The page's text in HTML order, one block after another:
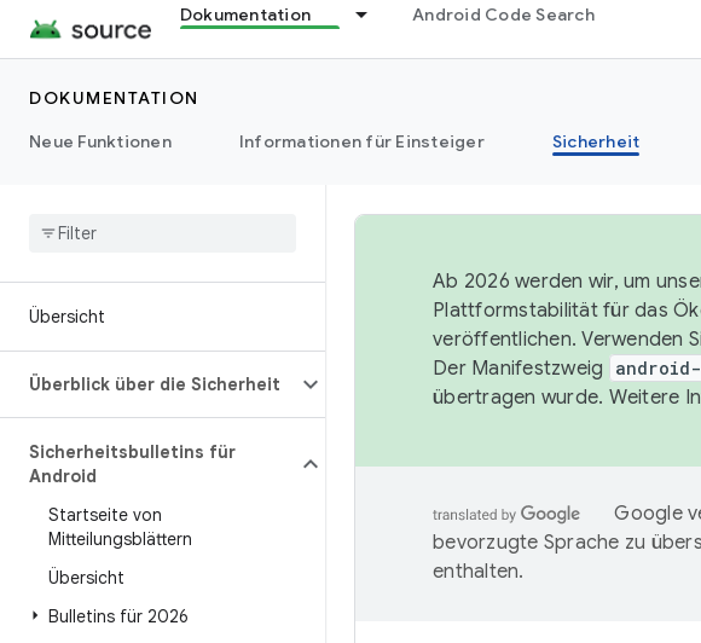
Dokumentation Android Code Search
DOKUMENTATION
Neue Funktionen
Informationen für Einsteiger Sicherheit
Übersicht
Überblick über die Sicherheit
Sicherheitsbulletins für
Android
Startseite von
Mitteilungsblättern
Übersicht
Bulletins für 2026
Ab 2026 werden wir, um
Plattformstabilität für das
veröffentlichen. Verwenden
Der Manifestzweig
übertragen wurde. Weitere
Google
bevorzugte Sprache zu
enthalten.